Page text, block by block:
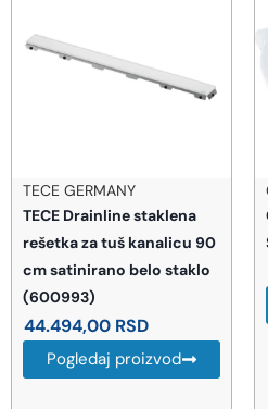
GEBERIT
GEBERIT WC Daska Inv.
Selnova 500.134.01.1
8.395,00RSD
Pogledaj proizvod